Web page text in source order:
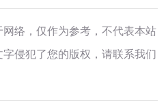
网络，仅作为参考，不代表本站
侵犯了您的版权，请联系我们